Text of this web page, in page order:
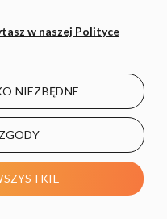
x Reflektor LED ECO
w naszej Polityce
NIEZBĘDNE